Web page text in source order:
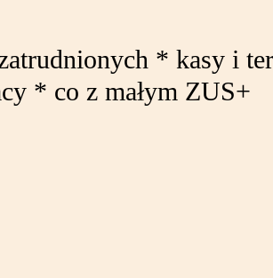
* kasy i
* co z małym ZUS+